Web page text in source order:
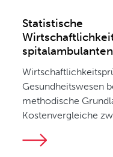
Statistische
Gesundheitswesen
methodische
Kostenvergleiche